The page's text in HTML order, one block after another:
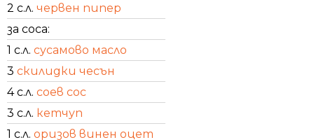
2 с.л. червен пипер
за соса:
1 с.л. сусамово масло
3 скилидки чесън
4 с.л. соев сос
3 с.л. кетчуп
1 с.л. оризов винен оцет